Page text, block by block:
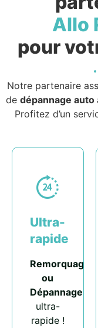
Allo
pour
Notre partenaire
de dépannage auto
Profitez d’un
Ultra-
rapide
Remorquage
ou
Dépannage
ultra-
rapide !